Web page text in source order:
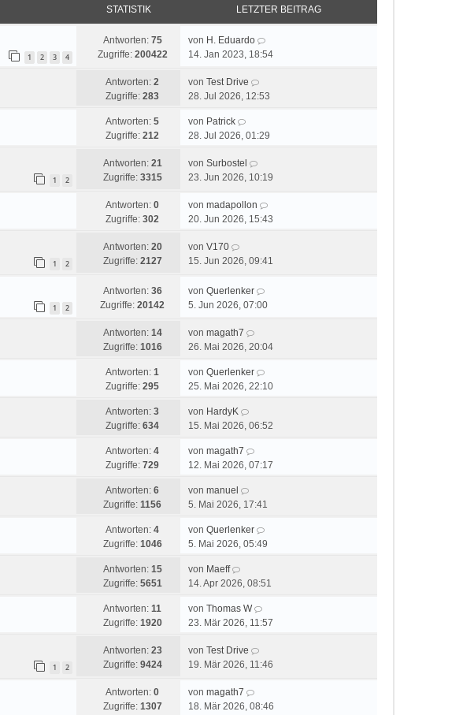
STATISTIK LETZTER BEITRAG
1 2 3 4
Antworten: 75
Zugriffe: 200422
von H. Eduardo
14. Jan 2023, 18:54
Antworten: 2
Zugriffe: 283
von Test Drive
28. Jul 2026, 12:53
Antworten: 5
Zugriffe: 212
von Patrick
28. Jul 2026, 01:29
1 2
Antworten: 21
Zugriffe: 3315
von Surbostel
23. Jun 2026, 10:19
Antworten: 0
Zugriffe: 302
von madapollon
20. Jun 2026, 15:43
1 2
Antworten: 20
Zugriffe: 2127
von V170
15. Jun 2026, 09:41
1 2
Antworten: 36
Zugriffe: 20142
von Querlenker
5. Jun 2026, 07:00
Antworten: 14
Zugriffe: 1016
von magath7
26. Mai 2026, 20:04
Antworten: 1
Zugriffe: 295
von Querlenker
25. Mai 2026, 22:10
Antworten: 3
Zugriffe: 634
von HardyK
15. Mai 2026, 06:52
Antworten: 4
Zugriffe: 729
von magath7
12. Mai 2026, 07:17
Antworten: 6
Zugriffe: 1156
von manuel
5. Mai 2026, 17:41
Antworten: 4
Zugriffe: 1046
von Querlenker
5. Mai 2026, 05:49
Antworten: 15
Zugriffe: 5651
von Maeff
14. Apr 2026, 08:51
Antworten: 11
Zugriffe: 1920
von Thomas W
23. Mär 2026, 11:57
1 2
Antworten: 23
Zugriffe: 9424
von Test Drive
19. Mär 2026, 11:46
Antworten: 0
Zugriffe: 1307
von magath7
18. Mär 2026, 08:46